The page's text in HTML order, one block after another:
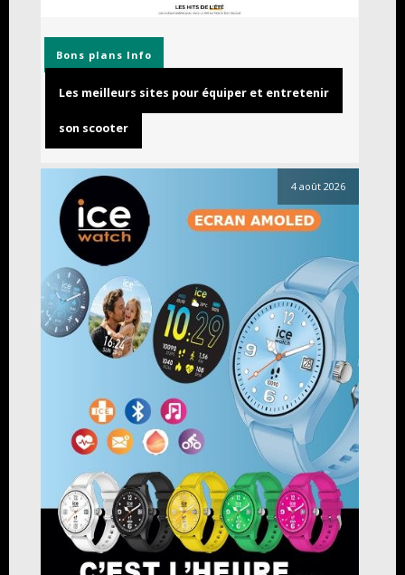
Bons plans Info
Les meilleurs sites pour équiper et entretenir
son scooter
4 août 2026